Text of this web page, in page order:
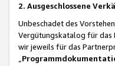
2. Ausgeschlossene
Unbeschadet des
Vergütungskatalog für das
wir jeweils für das